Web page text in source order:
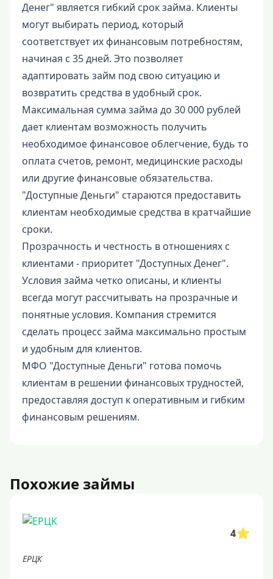
Денег" является гибкий срок займа. Клиенты
могут выбирать период, который
соответствует их финансовым потребностям,
начиная с 35 дней. Это позволяет
адаптировать займ под свою ситуацию и
возвратить средства в удобный срок.
Максимальная сумма займа до 30 000 рублей
дает клиентам возможность получить
необходимое финансовое облегчение, будь то
оплата счетов, ремонт, медицинские расходы
или другие финансовые обязательства.
"Доступные Деньги" стараются предоставить
клиентам необходимые средства в кратчайшие
сроки.
Прозрачность и честность в отношениях с
клиентами - приоритет "Доступных Денег".
Условия займа четко описаны, и клиенты
всегда могут рассчитывать на прозрачные и
понятные условия. Компания стремится
сделать процесс займа максимально простым
и удобным для клиентов.
МФО "Доступные Деньги" готова помочь
клиентам в решении финансовых трудностей,
предоставляя доступ к оперативным и гибким
финансовым решениям.
Похожие займы
4
ЕРЦК